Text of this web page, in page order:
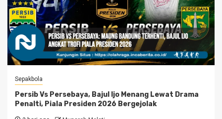
Sepakbola
Persib Vs Persebaya, Bajul Ijo Menang Lewat Drama
Penalti, Piala Presiden 2026 Bergejolak